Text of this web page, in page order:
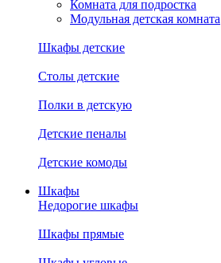
Комната для подростка
Модульная детская комната
Шкафы детские
Столы детские
Полки в детскую
Детские пеналы
Детские комоды
Шкафы
Недорогие шкафы
Шкафы прямые